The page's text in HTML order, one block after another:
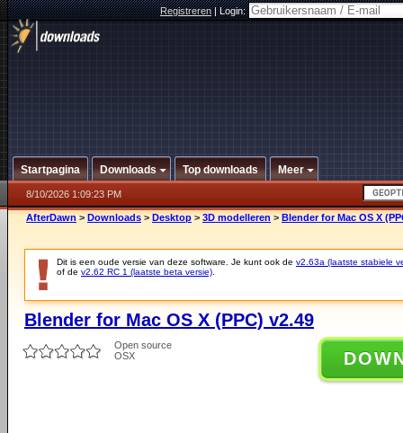
Registreren|Login:
Startpagina Downloads Top downloads Meer
8/10/2026 1:09:23 PM
AfterDawn > Downloads > Desktop > 3D modelleren > Blender for Mac OS X
Dit is een oude versie van deze software. Je kunt ook de v2.63a (laatste stabiele
of de v2.62 RC 1 (laatste beta versie)
Blender for Mac OS X (PPC) v2.49
Open source
OSX